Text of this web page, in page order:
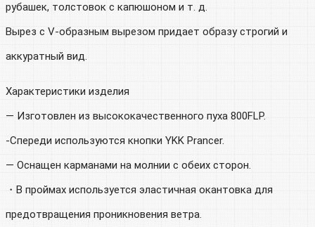
рубашек, толстовок с капюшоном и т. д.
Вырез с V-образным вырезом придает образу строгий и
аккуратный вид.
Характеристики изделия
— Изготовлен из высококачественного пуха 800FLP.
-Спереди используются кнопки YKK Prancer.
— Оснащен карманами на молнии с обеих сторон.
・В проймах используется эластичная окантовка для
предотвращения проникновения ветра.